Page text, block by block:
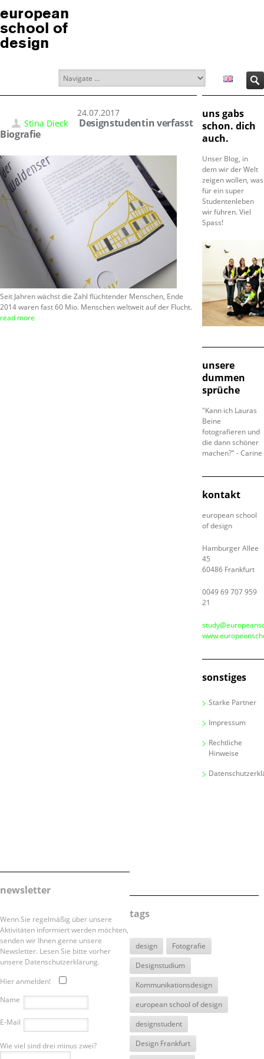
european
school of
design
24.07.2017
Stina Dieck
Designstudentin verfasst
Biografie
Seit Jahren wächst die Zahl flüchtender Menschen, Ende
2014 waren fast 60 Mio. Menschen weltweit auf der Flucht.
read more
uns gabs
schon. dich
auch.
Unser Blog, in
dem wir der Welt
zeigen wollen, was
für ein super
Studentenleben
wir führen. Viel
Spass!
unsere
dummen
sprüche
"Kann ich Lauras
Beine
fotografieren und
die dann schöner
machen?" - Carine
kontakt
european school
of design
Hamburger Allee
45
60486 Frankfurt
0049 69 707 959
21
sonstiges
Starke Partner
Impressum
Rechtliche
Hinweise
newsletter
Wenn Sie regelmäßig über unsere
Aktivitäten informiert werden möchten,
senden wir Ihnen gerne unsere
Newsletter. Lesen Sie bitte vorher
unsere Datenschutzerklärung.
Hier anmelden!
Name
E-Mail
Wie viel sind drei minus zwei?
tags
design
Fotografie
Designstudium
Kommunikationsdesign
european school of design
designstudent
Design Frankfurt